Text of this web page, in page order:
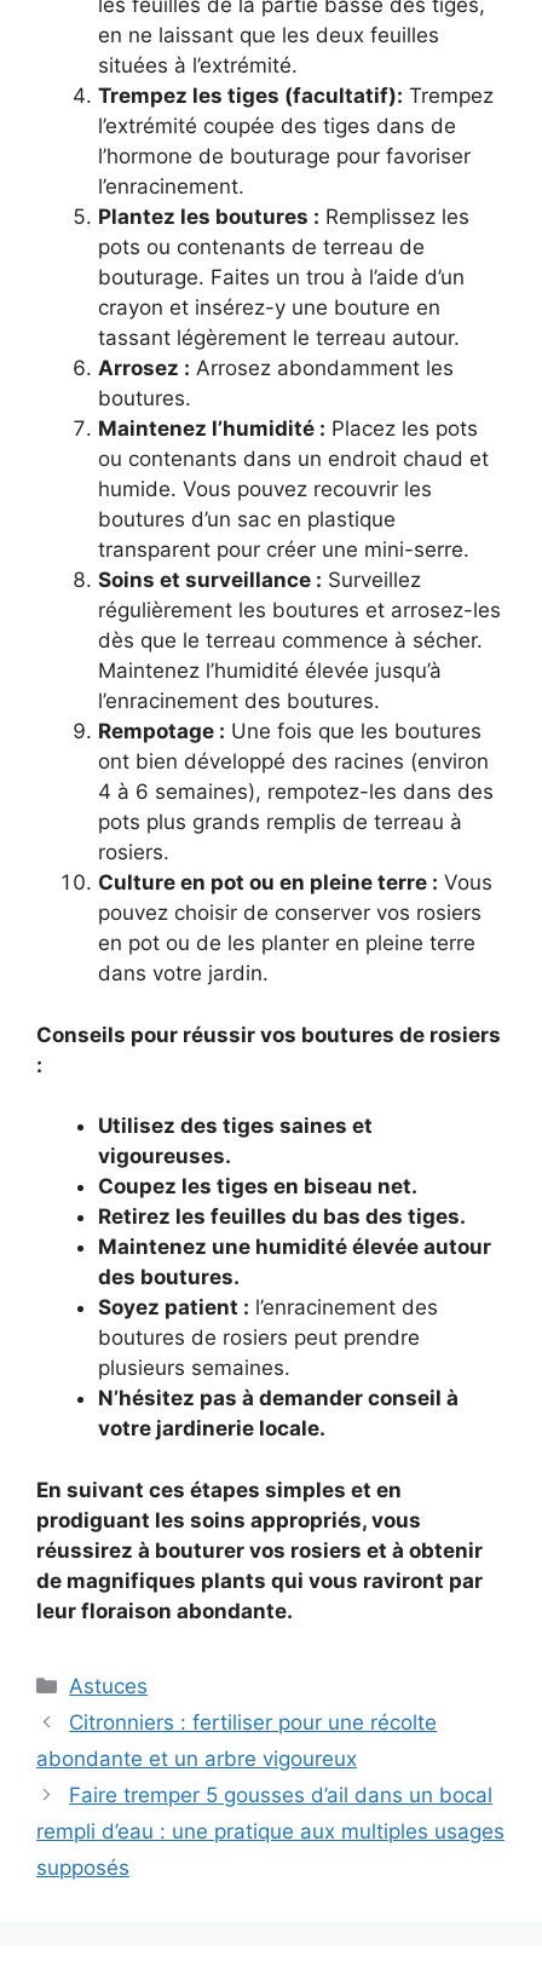
les feuilles de la partie basse des tiges,
en ne laissant que les deux feuilles
situées à l’extrémité.
Trempez les tiges (facultatif): Trempez
l’extrémité coupée des tiges dans de
l’hormone de bouturage pour favoriser
l’enracinement.
Plantez les boutures : Remplissez les
pots ou contenants de terreau de
bouturage. Faites un trou à l’aide d’un
crayon et insérez-y une bouture en
tassant légèrement le terreau autour.
Arrosez : Arrosez abondamment les
boutures.
Maintenez l’humidité : Placez les pots
ou contenants dans un endroit chaud et
humide. Vous pouvez recouvrir les
boutures d’un sac en plastique
transparent pour créer une mini-serre.
Soins et surveillance : Surveillez
régulièrement les boutures et arrosez-les
dès que le terreau commence à sécher.
Maintenez l’humidité élevée jusqu’à
l’enracinement des boutures.
Rempotage : Une fois que les boutures
ont bien développé des racines (environ
4 à 6 semaines), rempotez-les dans des
pots plus grands remplis de terreau à
rosiers.
Culture en pot ou en pleine terre : Vous
pouvez choisir de conserver vos rosiers
en pot ou de les planter en pleine terre
dans votre jardin.
Conseils pour réussir vos boutures de rosiers
:
Utilisez des tiges saines et
vigoureuses.
Coupez les tiges en biseau net.
Retirez les feuilles du bas des tiges.
Maintenez une humidité élevée autour
des boutures.
Soyez patient : l’enracinement des
boutures de rosiers peut prendre
plusieurs semaines.
N’hésitez pas à demander conseil à
votre jardinerie locale.
En suivant ces étapes simples et en
prodiguant les soins appropriés, vous
réussirez à bouturer vos rosiers et à obtenir
de magnifiques plants qui vous raviront par
leur floraison abondante.
Categories
Astuces
Citronniers : fertiliser pour une récolte
abondante et un arbre vigoureux
Faire tremper 5 gousses d’ail dans un bocal
rempli d’eau : une pratique aux multiples usages
supposés